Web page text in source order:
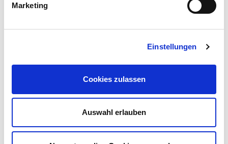
Marketing
Einstellungen
Cookies zulassen
Auswahl erlauben
Nachname
*= Pflichtfelder